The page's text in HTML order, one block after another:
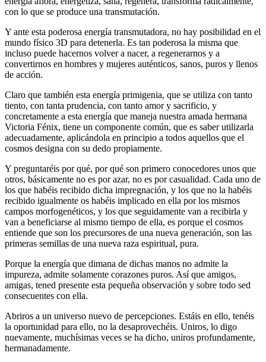
con lo que se produce una transmutación.
Y ante esta poderosa energía transmutadora, no hay posibilidad en el
mundo físico 3D para detenerla. Es tan poderosa la misma que
incluso puede hacernos volver a nacer, a regenerarnos y a
convertirnos en hombres y mujeres auténticos, sanos, puros y llenos
de acción.
Claro que también esta energía primigenia, que se utiliza con tanto
tiento, con tanta prudencia, con tanto amor y sacrificio, y
concretamente a esta energía que maneja nuestra amada hermana
Victoria Fénix, tiene un componente común, que es saber utilizarla
adecuadamente, aplicándola en principio a todos aquellos que el
cosmos designa con su dedo propiamente.
Y preguntaréis por qué, por qué son primero conocedores unos que
otros, básicamente no es por azar, no es por casualidad. Cada uno de
los que habéis recibido dicha impregnación, y los que no la habéis
recibido igualmente os habéis implicado en ella por los mismos
campos morfogenéticos, y los que seguidamente van a recibirla y
van a beneficiarse al mismo tiempo de ella, es porque el cosmos
entiende que son los precursores de una nueva generación, son las
primeras semillas de una nueva raza espiritual, pura.
Porque la energía que dimana de dichas manos no admite la
impureza, admite solamente corazones puros. Así que amigos,
amigas, tened presente esta pequeña observación y sobre todo sed
consecuentes con ella.
Abriros a un universo nuevo de percepciones. Estáis en ello, tenéis
la oportunidad para ello, no la desaprovechéis. Uniros, lo digo
nuevamente, muchísimas veces se ha dicho, uniros profundamente,
hermanadamente.